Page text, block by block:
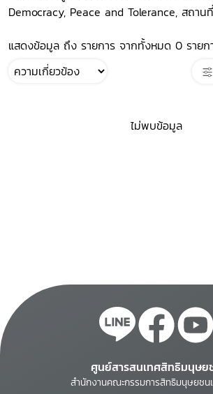
Democracy, Peace and Tolerance, สถาน
แสดงข้อมูล ถึง รายการ จากทั้งหมด 0 รายก
ไม่พบข้อมูล
ศูนย์สารสนเทศสิทธิมนุษย
สำนักงานคณะกรรมการสิทธิมนุษยชน